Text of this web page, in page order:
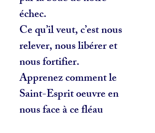
échec.
Ce qu’il veut, c’est nous
relever, nous libérer et
nous fortifier.
Apprenez comment le
Saint-Esprit oeuvre en
nous face à ce fléau